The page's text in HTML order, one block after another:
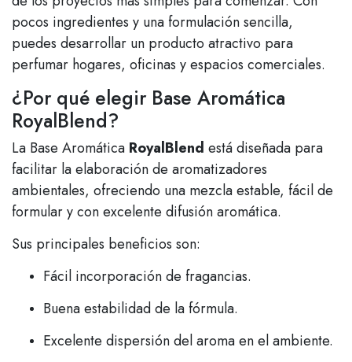
pocos ingredientes y una formulación sencilla,
puedes desarrollar un producto atractivo para
perfumar hogares, oficinas y espacios comerciales.
¿Por qué elegir Base Aromática
RoyalBlend?
La Base Aromática RoyalBlend está diseñada para
facilitar la elaboración de aromatizadores
ambientales, ofreciendo una mezcla estable, fácil de
formular y con excelente difusión aromática.
Sus principales beneficios son:
Fácil incorporación de fragancias.
Buena estabilidad de la fórmula.
Excelente dispersión del aroma en el ambiente.